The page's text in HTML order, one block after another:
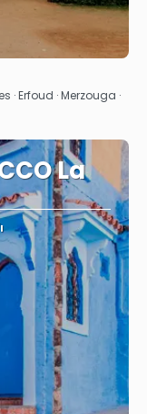
· Erfoud · Merzouga ·
La